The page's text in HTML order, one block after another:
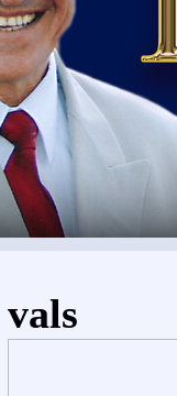
Vous êtes ici
vals